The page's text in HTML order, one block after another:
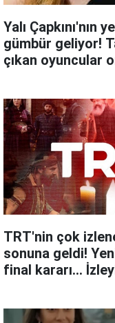
Yalı Çapkını'nın
gümbür geliyor!
çıkan oyuncular
TRT'nin çok
sonuna geldi!
final kararı...